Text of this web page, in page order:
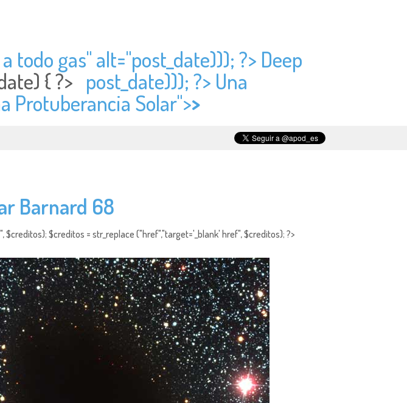
todo gas" alt="post_date))); ?> Deep
{ ?> post_date))); ?> Una
Protuberancia Solar">>
Barnard 68
$creditos = str_replace ("href","target='_blank' href", $creditos); ?>